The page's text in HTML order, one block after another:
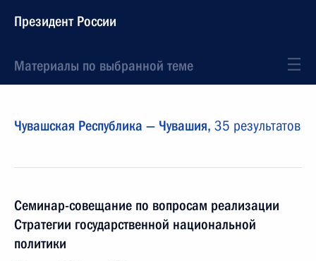
Президент России
Материалы по выбранной теме
Чувашская Республика — Чувашия, 35 результатов
Семинар-совещание по вопросам реализации
Стратегии государственной национальной
политики